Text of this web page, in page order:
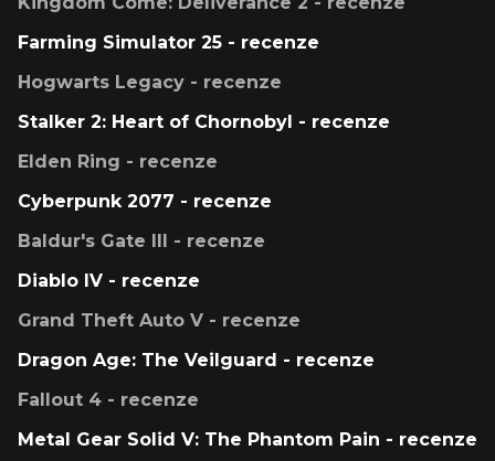
Farming Simulator 25 - recenze
Hogwarts Legacy - recenze
Stalker 2: Heart of Chornobyl - recenze
Elden Ring - recenze
Cyberpunk 2077 - recenze
Baldur's Gate III - recenze
Diablo IV - recenze
Grand Theft Auto V - recenze
Dragon Age: The Veilguard - recenze
Fallout 4 - recenze
Metal Gear Solid V: The Phantom Pain - recenze